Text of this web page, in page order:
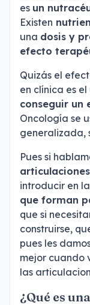
es un
Existen
una dosis y
efecto
Quizás el
en clínica es el
conseguir
Oncología se
generalizada,
Pues si
articulaciones
introducir en
que forman
que si
construirse,
pues les
mejor cuando
las
¿Qué es